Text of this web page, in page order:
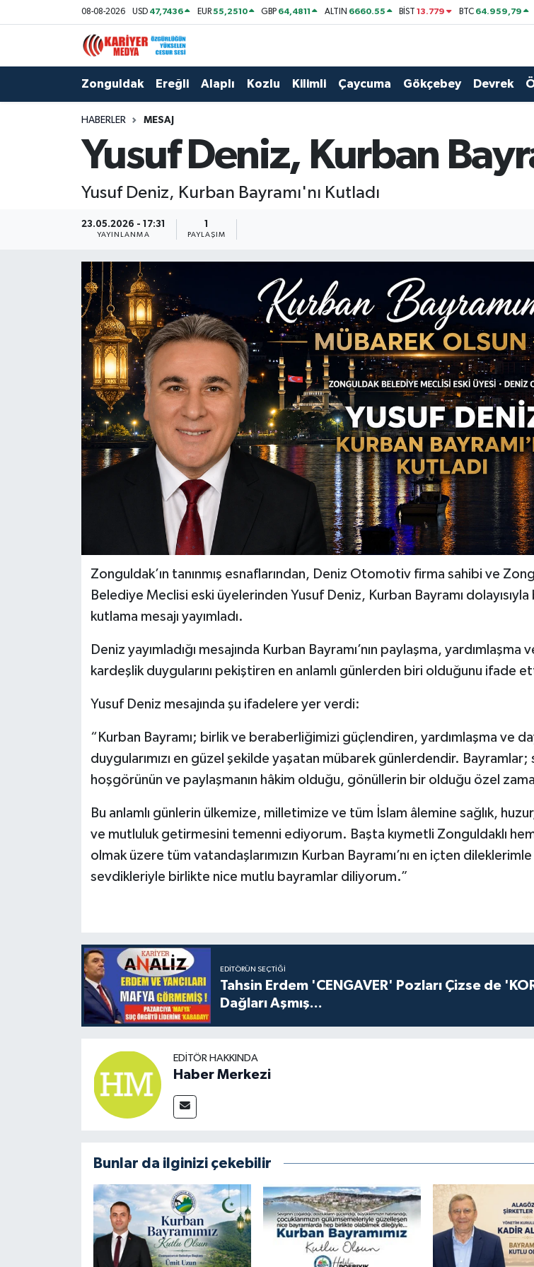
08-08-2026 USD 47,7436 EUR55,2510 GBP 64,4811 ALTIN 6660.55 BİST13.779 BTC 64.959,79
Zonguldak Ereğli Alaplı Kozlu Kilimli Çaycuma Gökçebey Devrek
HABERLER MESAJ
Yusuf Deniz, Kurban
Yusuf Deniz, Kurban Bayramı'nı Kutladı
23.05.2026 - 17:31
YAYINLANMA
1
PAYLAŞIM
Zonguldak’ın tanınmış esnaflarından, Deniz Otomotiv firma sahibi ve
Belediye Meclisi eski üyelerinden Yusuf Deniz, Kurban Bayramı dolayısıyla
kutlama mesajı yayımladı.
Deniz yayımladığı mesajında Kurban Bayramı’nın paylaşma, yardımlaşma
kardeşlik duygularını pekiştiren en anlamlı günlerden biri olduğunu ifade
Yusuf Deniz mesajında şu ifadelere yer verdi:
“Kurban Bayramı; birlik ve beraberliğimizi güçlendiren, yardımlaşma ve
duygularımızı en güzel şekilde yaşatan mübarek günlerdendir. Bayramlar;
hoşgörünün ve paylaşmanın hâkim olduğu, gönüllerin bir olduğu özel
Bu anlamlı günlerin ülkemize, milletimize ve tüm İslam âlemine sağlık,
ve mutluluk getirmesini temenni ediyorum. Başta kıymetli Zonguldaklı
olmak üzere tüm vatandaşlarımızın Kurban Bayramı’nı en içten
sevdikleriyle birlikte nice mutlu bayramlar diliyorum.”
EDITÖRÜN SEÇTIĞI
Tahsin Erdem 'CENGAVER' Pozları Çizse de
Dağları Aşmış...
EDITÖR HAKKINDA
Haber Merkezi
Bunlar da ilginizi çekebilir
Zonguldak
Gökçebey
Dergim
Zonguldak Nöbetçi Eczaneler
Zonguldak Hava Durumu
Zonguldak Namaz Vakitleri
Zonguldak Trafik Yoğunluk Haritası
Puan Durumu ve Fikstür
Tüm Manşetler
Son Dakika Haberleri
Haber Arşivi